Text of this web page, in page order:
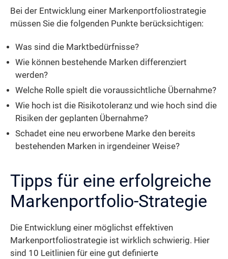
Bei der Entwicklung einer Markenportfoliostrategie
müssen Sie die folgenden Punkte berücksichtigen:
Was sind die Marktbedürfnisse?
Wie können bestehende Marken differenziert
werden?
Welche Rolle spielt die voraussichtliche Übernahme?
Wie hoch ist die Risikotoleranz und wie hoch sind die
Risiken der geplanten Übernahme?
Schadet eine neu erworbene Marke den bereits
bestehenden Marken in irgendeiner Weise?
Tipps für eine erfolgreiche
Markenportfolio-Strategie
Die Entwicklung einer möglichst effektiven
Markenportfoliostrategie ist wirklich schwierig. Hier
sind 10 Leitlinien für eine gut definierte